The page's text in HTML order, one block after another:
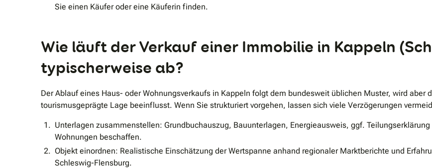
Sie einen Käufer oder eine Käuferin finden.
Wie läuft der Verkauf einer Immobilie in Kappeln
typischerweise ab?
Der Ablauf eines Haus- oder Wohnungsverkaufs in Kappeln folgt dem bundesweit üblichen Muster, wird aber
tourismusgeprägte Lage beeinflusst. Wenn Sie strukturiert vorgehen, lassen sich viele Verzögerungen
Unterlagen zusammenstellen: Grundbuchauszug, Bauunterlagen, Energieausweis, ggf.
Wohnungen beschaffen.
Objekt einordnen: Realistische Einschätzung der Wertspanne anhand regionaler Marktberichte und
Schleswig-Flensburg.